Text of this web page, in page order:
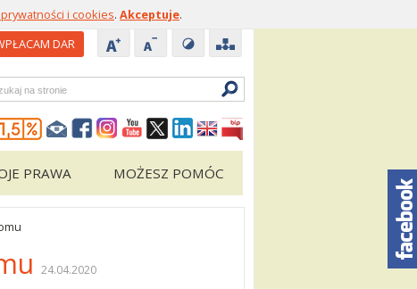
i cookies. Akceptuje.
DAR
PRAWA MOŻESZ POMÓC
24.04.2020